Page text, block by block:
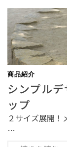
商品紹介
シンプル
ップ
２サイズ展開！
…